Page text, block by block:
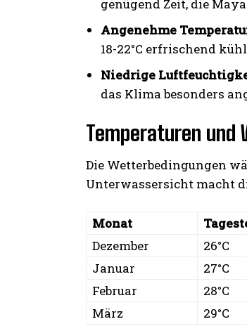
genügend Zeit, die
Angenehme
18-22°C erfrischend
Niedrige
das Klima besonders
Temperaturen und
Die Wetterbedingungen
Unterwassersicht macht
Monat
Dezember
26°C
Januar
27°C
Februar
28°C
März
29°C